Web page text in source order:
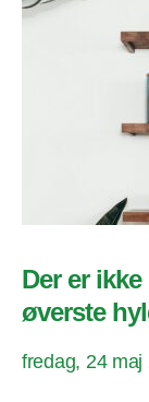
Der er
øverste
fredag, 24 maj